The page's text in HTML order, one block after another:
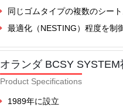
同じゴムタイプの複数のシート
最適化（NESTING）程度を制
オランダ BCSY SYSTEM
Product Specifications
1989年に設立